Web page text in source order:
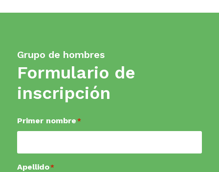
Grupo de hombres
Formulario de
inscripción
Primer nombre *
Apellido*